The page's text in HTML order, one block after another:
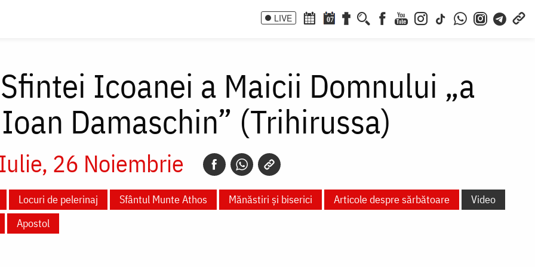
LIVE 07
Icoanei a Maicii Domnului „a
Damaschin” (Trihirussa)
26 Noiembrie
Locuri de pelerinaj Sfântul Munte Athos Mănăstiri și biserici Articole despre sărbătoare
Video
Apostol